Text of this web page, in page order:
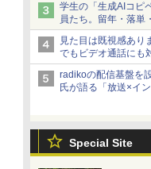
学生の「生成AIコピ
員たち。留年・落
見た目は既視感あり
でもビデオ通話にも
アプリが登場【やじ
radikoの配信基盤を
氏が語る「放送×イ
Special Site